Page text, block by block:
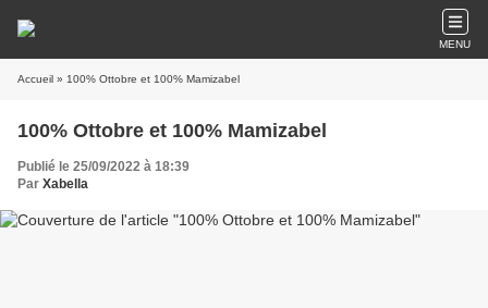
MENU
Accueil » 100% Ottobre et 100% Mamizabel
100% Ottobre et 100% Mamizabel
Publié le 25/09/2022 à 18:39
Par Xabella